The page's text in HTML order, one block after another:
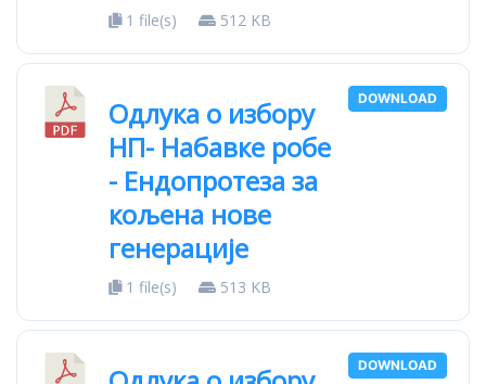
1 file(s) 512 KB
Одлука о избору
НП- Набавке робе
- Ендопротеза за
кољена нове
генерације
1 file(s) 513 KB
DOWNLOAD
DOWNLOAD